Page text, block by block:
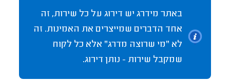
באתר מידרג יש דירוג על כל שירות, זה
אחד הדברים שמייצרים את האמינות. זה
לא "מי שרוצה מדרג" אלא כל לקוח
שמקבל שירות - נותן דירוג.